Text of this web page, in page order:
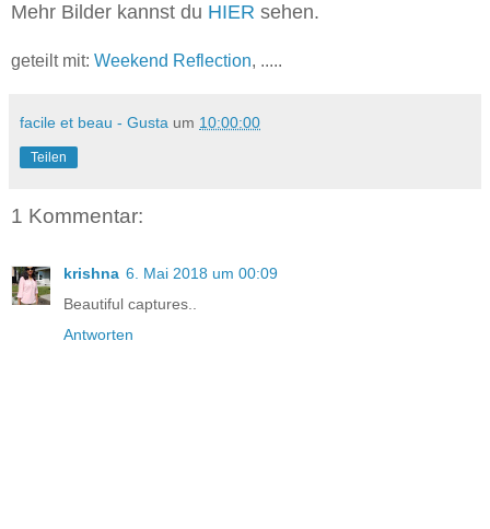
Mehr Bilder kannst du HIER sehen.
geteilt mit: Weekend Reflection, .....
facile et beau - Gusta um 10:00:00
Teilen
1 Kommentar:
krishna 6. Mai 2018 um 00:09
Beautiful captures..
Antworten